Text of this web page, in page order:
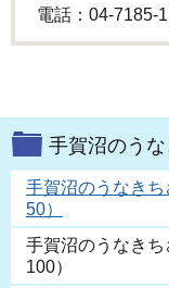
電話：04-7185-
手賀沼のう
手賀沼のうなき
50）
手賀沼のうなき
100）